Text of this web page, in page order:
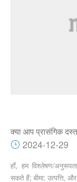
क्या आप प्रासंगिक
2024-12-29
हाँ, हम विश्लेषण/
सकते हैं; बीमा; उत्पत्ति,